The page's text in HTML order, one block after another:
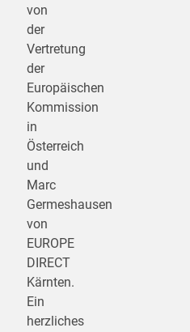
von
der
Vertretung
der
Europäischen
Kommission
in
Österreich
und
Marc
Germeshausen
von
EUROPE
DIRECT
Kärnten.
Ein
herzliches